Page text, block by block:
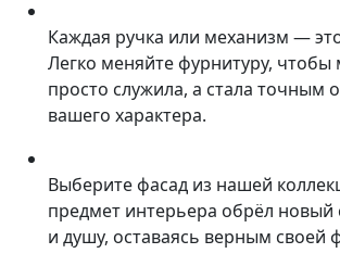
Каждая ручка или механизм —
Легко меняйте фурнитуру, чтобы
просто служила, а стала точным
вашего характера.
Выберите фасад из нашей
предмет интерьера обрёл новый
и душу, оставаясь верным своей